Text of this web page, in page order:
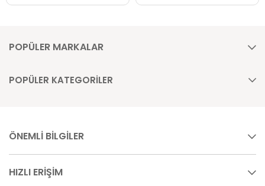
POPÜLER MARKALAR
POPÜLER KATEGORİLER
ÖNEMLİ BİLGİLER
HIZLI ERİŞİM